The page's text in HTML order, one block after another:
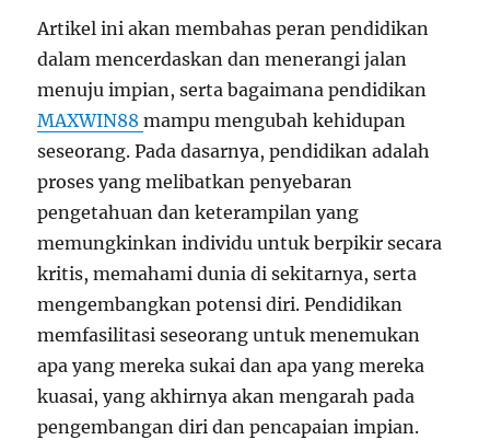
Artikel ini akan membahas peran pendidikan
dalam mencerdaskan dan menerangi jalan
menuju impian, serta bagaimana pendidikan
MAXWIN88mampu mengubah kehidupan
seseorang.Pada dasarnya, pendidikan adalah
proses yang melibatkan penyebaran
pengetahuan dan keterampilan yang
memungkinkan individu untuk berpikir secara
kritis, memahami dunia di sekitarnya, serta
mengembangkan potensi diri. Pendidikan
memfasilitasi seseorang untuk menemukan
apa yang mereka sukai dan apa yang mereka
kuasai, yang akhirnya akan mengarah pada
pengembangan diri dan pencapaian impian.